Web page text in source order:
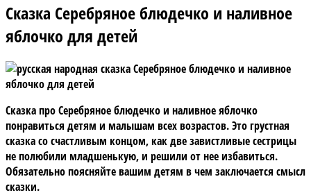
Сказка Серебряное блюдечко и наливное
яблочко для детей
Сказка про Серебряное блюдечко и наливное яблочко
понравиться детям и малышам всех возрастов. Это грустная
сказка со счастливым концом, как две завистливые сестрицы
не полюбили младшенькую, и решили от нее избавиться.
Обязательно поясняйте вашим детям в чем заключается смысл
сказки.